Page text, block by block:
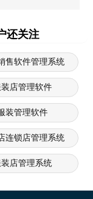
还关注
售软件管理系统
装店管理软件
装管理软件
连锁店管理系统
装店管理系统